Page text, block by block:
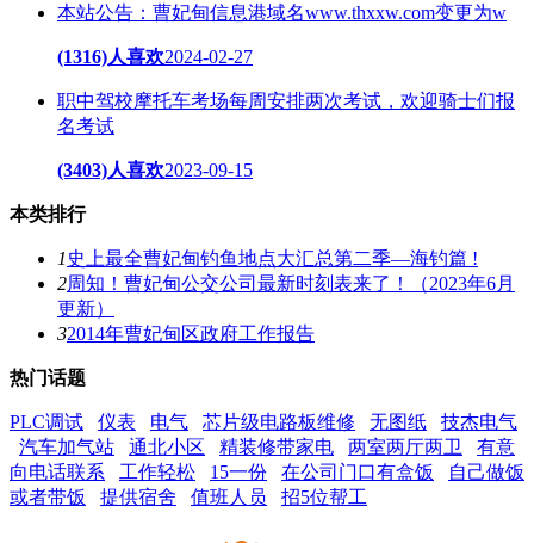
本站公告：曹妃甸信息港域名www.thxxw.com变更为w
(1316)人喜欢2024-02-27
职中驾校摩托车考场每周安排两次考试，欢迎骑士们报
名考试
(3403)人喜欢2023-09-15
本类排行
1 史上最全曹妃甸钓鱼地点大汇总第二季—海钓篇 !
2周知！曹妃甸公交公司最新时刻表来了！（2023年6月
更新）
32014年曹妃甸区政府工作报告
热门话题
PLC调试 仪表 电气 芯片级电路板维修 无图纸
技杰电气
汽车加气站
通北小区 精装修带家电 两室两厅两卫
有意
向电话联系
工作轻松 15一份 在公司门口有盒饭
自己做饭
或者带饭
提供宿舍 值班人员 招5位帮工